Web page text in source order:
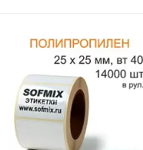
В избранное
К сравнению
Под заказ